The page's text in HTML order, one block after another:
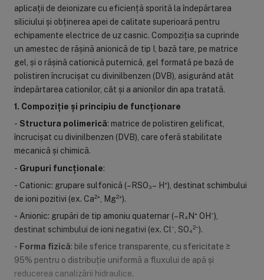
aplicații de deionizare cu eficiență sporită la îndepărtarea
siliciului și obținerea apei de calitate superioară pentru
echipamente electrice de uz casnic. Compoziția sa cuprinde
un amestec de rășină anionică de tip I, bază tare, pe matrice
gel, și o rășină cationică puternică, gel formată pe bază de
polistiren încrucișat cu divinilbenzen (DVB), asigurând atât
îndepărtarea cationilor, cât și a anionilor din apa tratată.
1. Compoziție și principiu de funcționare
- Structura polimerică: matrice de polistiren gelificat,
încrucișat cu divinilbenzen (DVB), care oferă stabilitate
mecanică și chimică.
- Grupuri funcționale:
- Cationic: grupare sulfonică (–RSO₃– H⁺), destinat schimbului
de ioni pozitivi (ex. Ca²⁺, Mg²⁺).
- Anionic: grupări de tip amoniu quaternar (–R₄N⁺ OH⁻),
destinat schimbului de ioni negativi (ex. Cl⁻, SO₄²⁻).
- Forma fizică: bile sferice transparente, cu sfericitate ≥
95% pentru o distribuție uniformă a fluxului de apă și
reducerea canalizării hidraulice.